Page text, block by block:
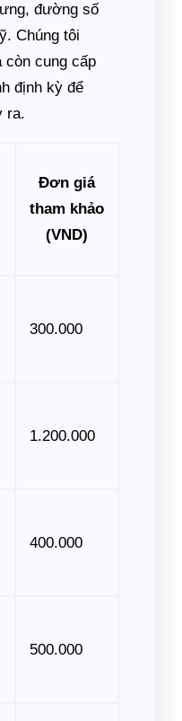
đường số
Chúng tôi
còn cung cấp
định kỳ để
ra.
Đơn giá
tham khảo
(VND)
300.000
1.200.000
400.000
500.000